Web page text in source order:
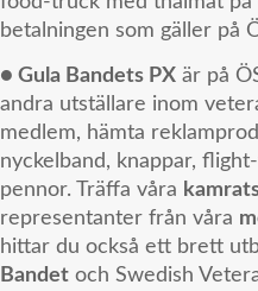
betalningen som gäller på
● Gula Bandets PX är på
andra utställare inom
medlem, hämta
nyckelband, knappar,
pennor. Träffa våra
representanter från våra
hittar du också ett brett
Bandet och Swedish